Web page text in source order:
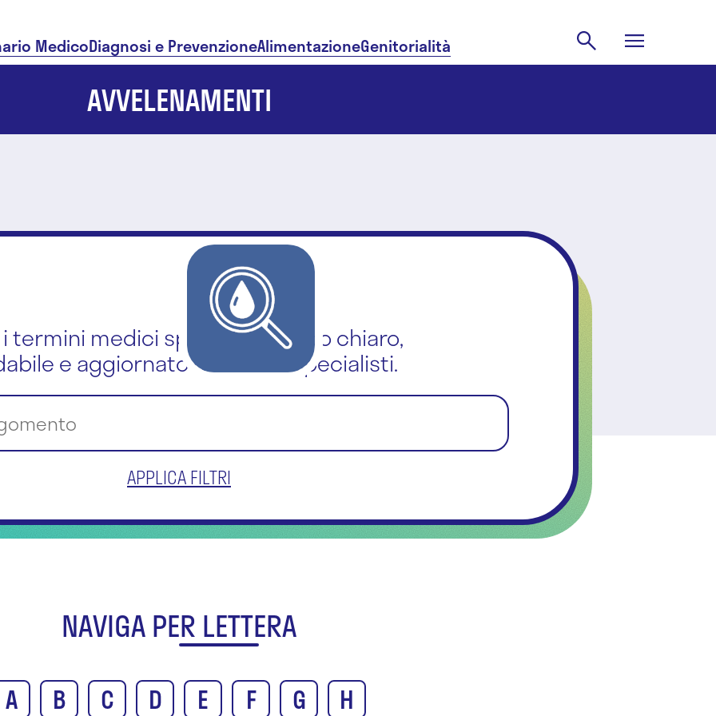
MedicoDiagnosi e PrevenzioneAlimentazioneGenitorialità
AVVELENAMENTI
termini medici spiegati in modo chiaro,
e aggiornato dai nostri specialisti.
APPLICA FILTRI
NAVIGA PER LETTERA
A B C D E F G H